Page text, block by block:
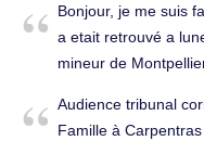
Bonjour, je me suis
a etait retrouvé a
mineur de
juridictionnelle).
Audience tribunal
Famille à Carpentras